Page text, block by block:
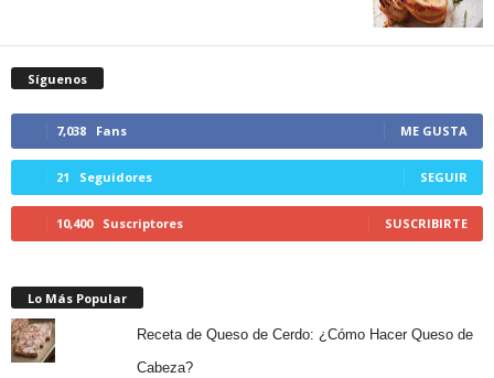
Síguenos
7,038 Fans ME GUSTA
21 Seguidores SEGUIR
10,400 Suscriptores SUSCRIBIRTE
Lo Más Popular
Receta de Queso de Cerdo: ¿Cómo Hacer Queso de
Cabeza?